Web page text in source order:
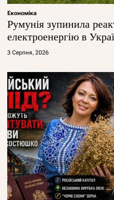
Економіка
Румунія зупинила
електроенергію в
3 Серпня, 2026